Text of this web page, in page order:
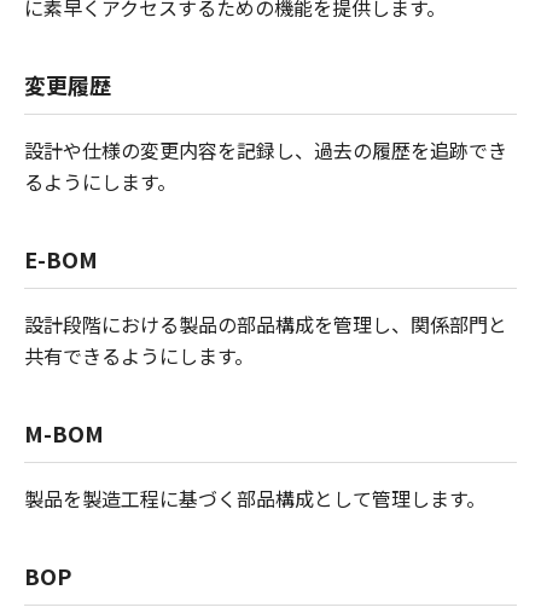
に素早くアクセスするための機能を提供します。
変更履歴
設計や仕様の変更内容を記録し、過去の履歴を追跡でき
るようにします。
E-BOM
設計段階における製品の部品構成を管理し、関係部門と
共有できるようにします。
M-BOM
製品を製造工程に基づく部品構成として管理します。
BOP